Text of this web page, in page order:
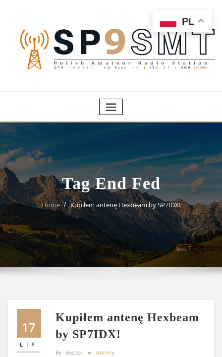
Tag End Fed
Home Kupiłem antenę Hexbeam by SP7IDX!
17
LIP
Kupiłem antenę Hexbeam
by SP7IDX!
By Bastek Anteny
PL